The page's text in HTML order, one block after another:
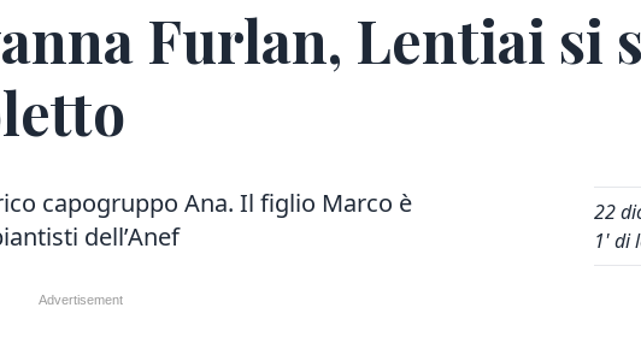
Furlan, Lentiai si
capogruppo Ana. Il figlio Marco è
dell’Anef
22
1' di